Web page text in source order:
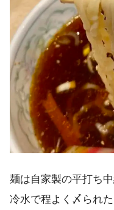
麺は自家製の平打ち
冷水で程よく〆られ